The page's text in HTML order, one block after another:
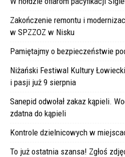
Zakończenie remontu i
w SPZZOZ w Nisku
Pamiętajmy o bezpieczeństwie
Niżański Festiwal Kultury
i pasji już 9 sierpnia
Sanepid odwołał zakaz kąpieli.
zdatna do kąpieli
Kontrole dzielnicowych w
To już ostatnia szansa! Zgłoś